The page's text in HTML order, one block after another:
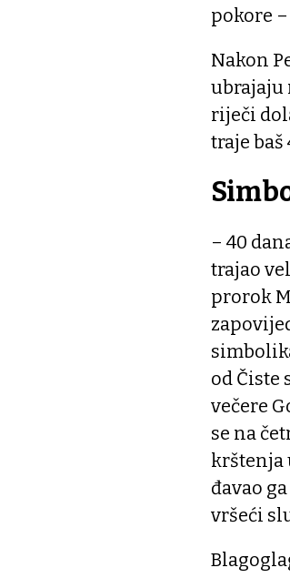
pokore
Nakon
ubrajaju
riječi
traje baš
– 40
trajao
prorok
od Čiste
večere
se na
krštenja
đavao
vršeći